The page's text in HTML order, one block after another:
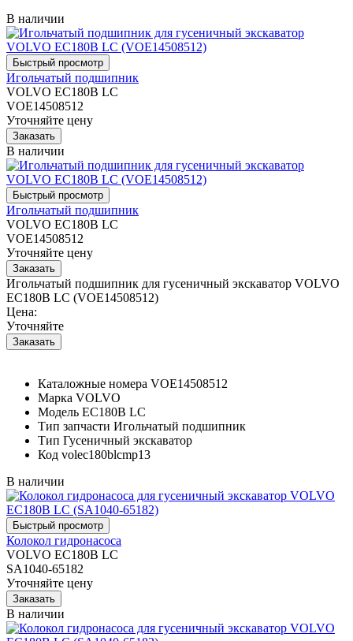
В наличии
Игольчатый подшипник
VOLVO EC180B LC
VOE14508512
Уточняйте цену
В наличии
Игольчатый подшипник
VOLVO EC180B LC
VOE14508512
Уточняйте цену
Игольчатый подшипник для гусеничный экскаватор VOLVO
EC180B LC (VOE14508512)
Цена:
Уточняйте
Каталожные номера VOE14508512
Марка VOLVO
Модель EC180B LC
Тип запчасти Игольчатый подшипник
Тип Гусеничный экскаватор
Код volec180blcmp13
В наличии
Колокол гидронасоса
VOLVO EC180B LC
SA1040-65182
Уточняйте цену
В наличии